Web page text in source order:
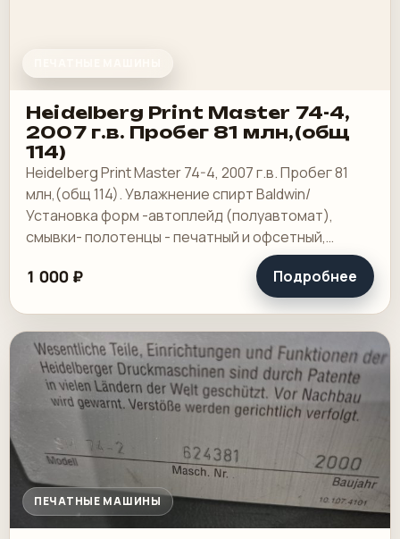
Heidelberg Print Master 74-4,
2007 г.в. Пробег 81 млн,(общ
114)
Heidelberg Print Master 74-4, 2007 г.в. Пробег 81
млн,(общ 114). Увлажнение спирт Baldwin/
Установка форм -автоплейд (полуавтомат),
смывки- полотенцы - печатный и офсетный,
выносной пульт ClassicCenter -PM74 - краски и.
1 000 ₽ Подробнее
ПЕЧАТНЫЕ МАШИНЫ